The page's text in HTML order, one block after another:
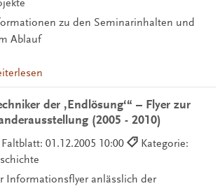
zu den Seminarinhalten und
Ablauf
der ‚Endlösung‘“ – Flyer zur
(2005 - 2010)
Faltblatt: 01.12.2005 10:00
Kategorie:
Informationsflyer anlässlich der